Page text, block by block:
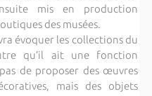
mis en production
des musées.
évoquer les collections du
qu’il ait une fonction
de proposer des œuvres
mais des objets